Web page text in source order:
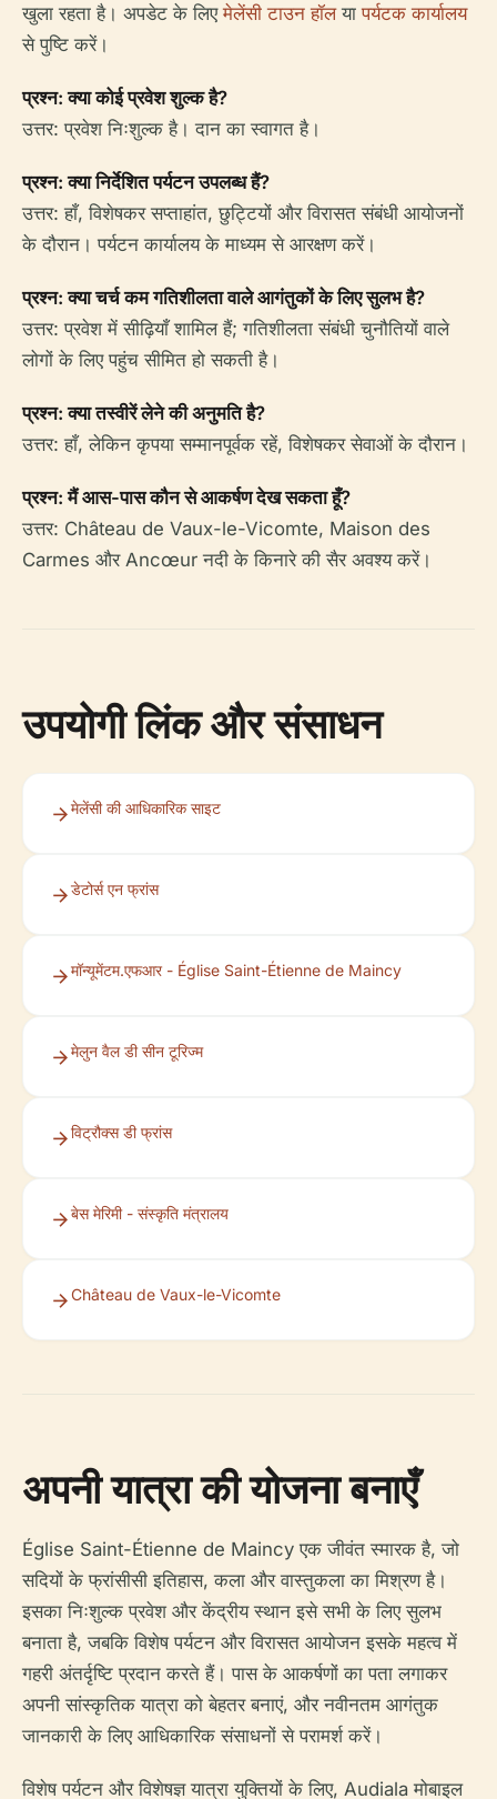
खुला रहता है। अपडेट के लिएमेलेंसी टाउन हॉलयापर्यटक कार्यालय
से पुष्टि करें।
प्रश्न: क्या कोई प्रवेश शुल्क है?
उत्तर: प्रवेश निःशुल्क है। दान का स्वागत है।
प्रश्न: क्या निर्देशित पर्यटन उपलब्ध हैं?
उत्तर: हाँ, विशेषकर सप्ताहांत, छुट्टियों और विरासत संबंधी आयोजनों
के दौरान। पर्यटन कार्यालय के माध्यम से आरक्षण करें।
प्रश्न: क्या चर्च कम गतिशीलता वाले आगंतुकों के लिए सुलभ है?
उत्तर: प्रवेश में सीढ़ियाँ शामिल हैं; गतिशीलता संबंधी चुनौतियों वाले
लोगों के लिए पहुंच सीमित हो सकती है।
प्रश्न: क्या तस्वीरें लेने की अनुमति है?
उत्तर: हाँ, लेकिन कृपया सम्मानपूर्वक रहें, विशेषकर सेवाओं के दौरान।
प्रश्न: मैं आस-पास कौन से आकर्षण देख सकता हूँ?
उत्तर: Château de Vaux-le-Vicomte, Maison des
Carmes और Ancœur नदी के किनारे की सैर अवश्य करें।
उपयोगी लिंक और संसाधन
मेलेंसी की आधिकारिक साइट
डेटोर्स एन फ्रांस
मॉन्यूमेंटम.एफआर - Église Saint-Étienne de Maincy
मेलुन वैल डी सीन टूरिज्म
विट्रौक्स डी फ्रांस
बेस मेरिमी - संस्कृति मंत्रालय
Château de Vaux-le-Vicomte
अपनी यात्रा की योजना बनाएँ
Église Saint-Étienne de Maincy एक जीवंत स्मारक है, जो
सदियों के फ्रांसीसी इतिहास, कला और वास्तुकला का मिश्रण है।
इसका निःशुल्क प्रवेश और केंद्रीय स्थान इसे सभी के लिए सुलभ
बनाता है, जबकि विशेष पर्यटन और विरासत आयोजन इसके महत्व में
गहरी अंतर्दृष्टि प्रदान करते हैं। पास के आकर्षणों का पता लगाकर
अपनी सांस्कृतिक यात्रा को बेहतर बनाएं, और नवीनतम आगंतुक
जानकारी के लिए आधिकारिक संसाधनों से परामर्श करें।
विशेष पर्यटन और विशेषज्ञ यात्रा युक्तियों के लिए, Audiala मोबाइल